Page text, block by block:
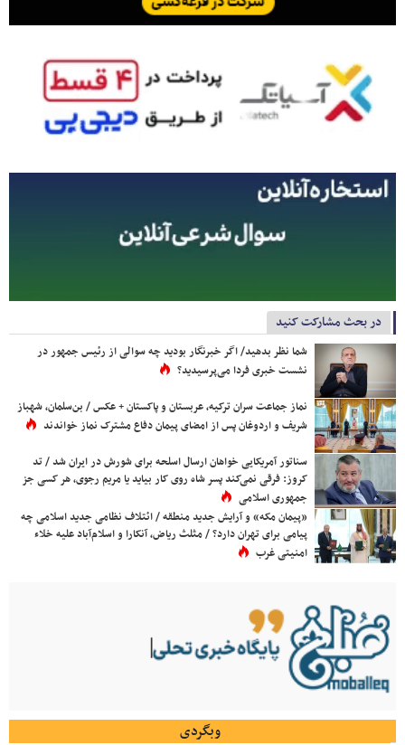
در بحث مشارکت کنید
شما نظر بدهید/ اگر خبرنگار بودید چه سوالی از رئیس جمهور در
نشست خبری فردا می‌پرسیدید؟
نماز جماعت سران ترکیه، عربستان و پاکستان + عکس / بن‌سلمان، شهباز
شریف و اردوغان پس از امضای پیمان دفاع مشترک نماز خواندند
سناتور آمریکایی خواهان ارسال اسلحه برای شورش در ایران شد / تد
کروز: فرقی نمی‌کند پسر شاه روی کار بیاید یا مریم رجوی، هر کسی جز
جمهوری اسلامی
«پیمان مکه» و آرایش جدید منطقه / ائتلاف نظامی جدید اسلامی چه
پیامی برای تهران دارد؟ / مثلث ریاض، آنکارا و اسلام‌آباد علیه خلاء
امنیتی غرب
وبگردی